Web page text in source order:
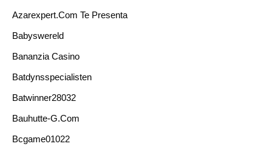
Azarexpert.com Te Presenta
Babyswereld
Bananzia Casino
Batdynsspecialisten
Batwinner28032
Bauhutte-G.com
Bcgame01022